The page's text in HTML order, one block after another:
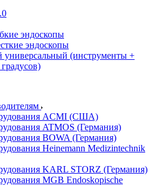
эндоскопы
эндоскопы
универсальный (инструменты +
ACMI (США)
ATMOS (Германия)
BOWA (Германия)
Heinemann Medizintechnik
KARL STORZ (Германия)
MGB Endoskopische